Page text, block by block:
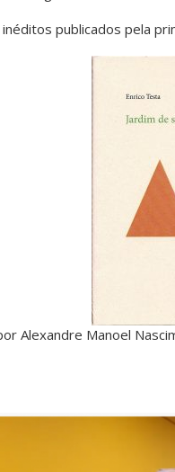
publicados pela
Alexandre Manoel